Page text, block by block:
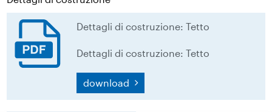
Dettagli di costruzione: Tetto
Dettagli di costruzione: Tetto
download